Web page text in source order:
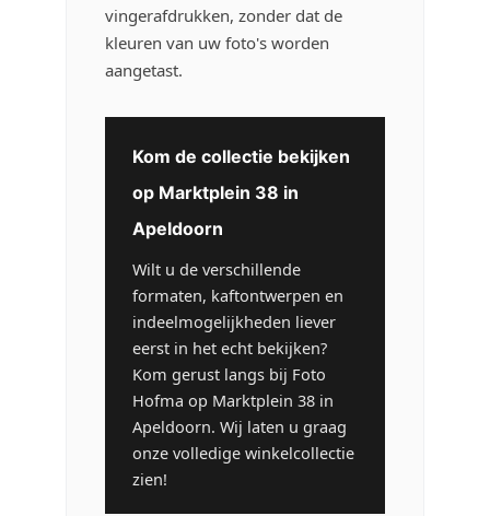
vingerafdrukken, zonder dat de
kleuren van uw foto's worden
aangetast.
Kom de collectie bekijken
op Marktplein 38 in
Apeldoorn
Wilt u de verschillende
formaten, kaftontwerpen en
indeelmogelijkheden liever
eerst in het echt bekijken?
Kom gerust langs bij Foto
Hofma op Marktplein 38 in
Apeldoorn. Wij laten u graag
onze volledige winkelcollectie
zien!